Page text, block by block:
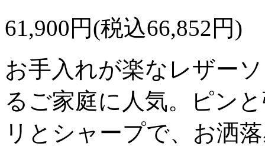
61,900円(税込66,852円)
お手入れが楽なレザー
るご家庭に人気。ピン
リとシャープで、お洒